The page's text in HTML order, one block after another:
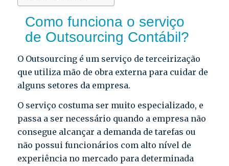
Como funciona o serviço
de Outsourcing Contábil?
O Outsourcing é um serviço de terceirização
que utiliza mão de obra externa para cuidar de
alguns setores da empresa.
O serviço costuma ser muito especializado, e
passa a ser necessário quando a empresa não
consegue alcançar a demanda de tarefas ou
não possui funcionários com alto nível de
experiência no mercado para determinada